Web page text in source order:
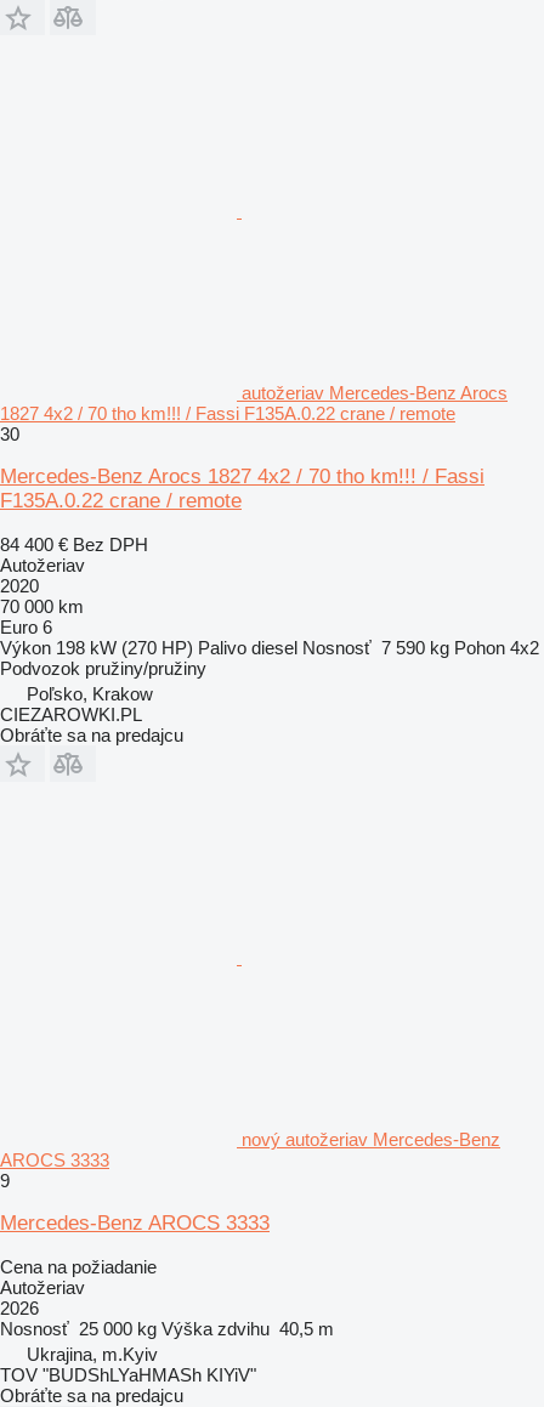
autožeriav Mercedes-Benz Arocs
1827 4x2 / 70 tho km!!! / Fassi F135A.0.22 crane / remote
30
Mercedes-Benz Arocs 1827 4x2 / 70 tho km!!! / Fassi
F135A.0.22 crane / remote
84 400 € Bez DPH
Autožeriav
2020
70 000 km
Euro 6
Výkon 198 kW (270 HP) Palivo diesel Nosnosť 7 590 kg Pohon 4x2
Podvozok pružiny/pružiny
Poľsko, Krakow
CIEZAROWKI.PL
Obráťte sa na predajcu
nový autožeriav Mercedes-Benz
AROCS 3333
9
Mercedes-Benz AROCS 3333
Cena na požiadanie
Autožeriav
2026
Nosnosť 25 000 kg Výška zdvihu 40,5 m
Ukrajina, m.Kyiv
TOV "BUDShLYaHMASh KIYiV"
Obráťte sa na predajcu